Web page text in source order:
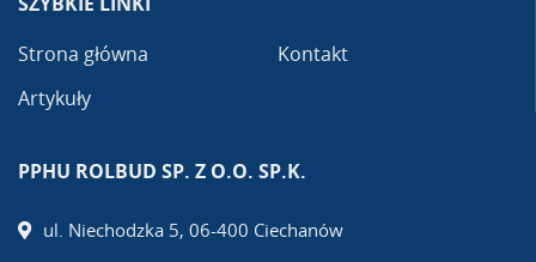
Strona główna
Artykuły
Kontakt
PPHU ROLBUD SP. Z O.O. SP.K.
ul. Niechodzka 5, 06-400 Ciechanów